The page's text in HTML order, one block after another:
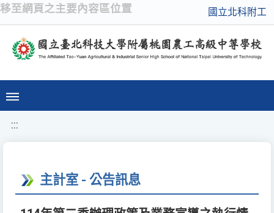
移至網頁之主要內容區位置 國立北科附工
:::
主計室 - 公告訊息